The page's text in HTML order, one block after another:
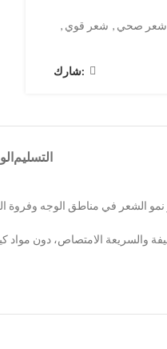
شعر صحي , شعر قوي ,
شارك:
التسليم